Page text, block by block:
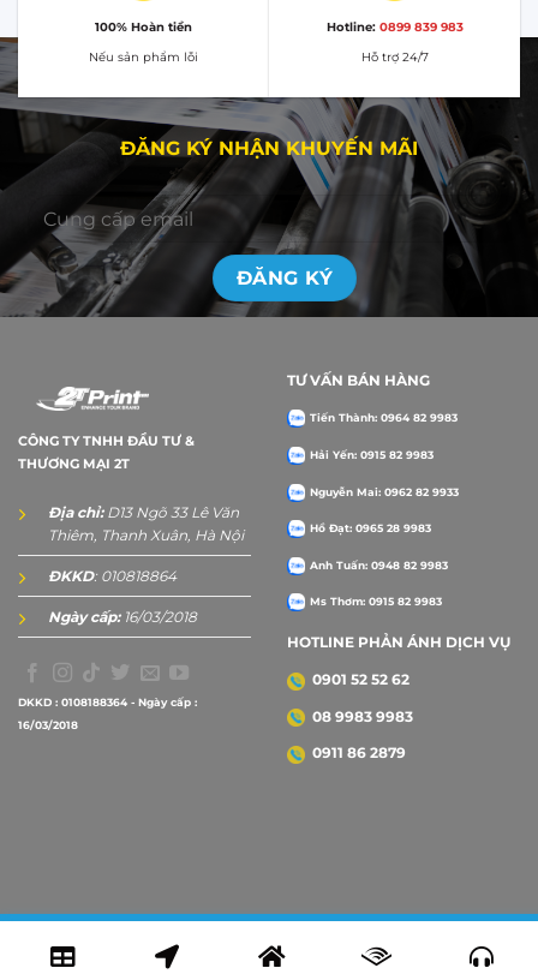
100% Hoàn tiền
Nếu sản phẩm lỗi
Hotline: 0899 839 983
Hỗ trợ 24/7
ĐĂNG KÝ NHẬN KHUYẾN MÃI
CÔNG TY TNHH ĐẦU TƯ &
THƯƠNG MẠI 2T
Địa chỉ:D13 Ngõ 33 Lê Văn
Thiêm, Thanh Xuân, Hà Nội
ĐKKD: 010818864
Ngày cấp:16/03/2018
DKKD : 0108188364 - Ngày cấp :
16/03/2018
TƯ VẤN BÁN HÀNG
Tiến Thành: 0964 82 9983
Hải Yến: 0915 82 9983
Nguyễn Mai: 0962 82 9933
Hồ Đạt: 0965 28 9983
Anh Tuấn: 0948 82 9983
Ms Thơm: 0915 82 9983
HOTLINE PHẢN ÁNH DỊCH VỤ
0901 52 52 62
08 9983 9983
0911 86 2879
Copyright 2026 ©